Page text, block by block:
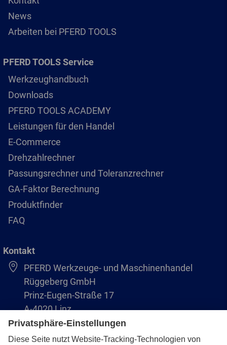
News
Arbeiten bei PFERD TOOLS
PFERD TOOLS Service
Werkzeughandbuch
Downloads
PFERD TOOLS ACADEMY
Leistungen für den Handel
E-Commerce
Drehzahlrechner
Passungsrechner und Toleranzrechner
GA-Faktor Berechnung
Produktfinder
FAQ
Kontakt
PFERD Werkzeuge- und Maschinenhandel
Rüggeberg GmbH
Prinz-Eugen-Straße 17
A-4020 Linz
Austria/Österreich